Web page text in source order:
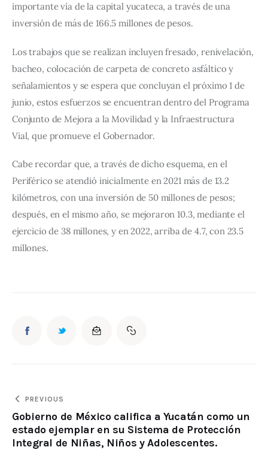
importante vía de la capital yucateca, a través de una
inversión de más de 166.5 millones de pesos.
Los trabajos que se realizan incluyen fresado, renivelación,
bacheo, colocación de carpeta de concreto asfáltico y
señalamientos y se espera que concluyan el próximo 1 de
junio, estos esfuerzos se encuentran dentro del Programa
Conjunto de Mejora a la Movilidad y la Infraestructura
Vial, que promueve el Gobernador.
Cabe recordar que, a través de dicho esquema, en el
Periférico se atendió inicialmente en 2021 más de 13.2
kilómetros, con una inversión de 50 millones de pesos;
después, en el mismo año, se mejoraron 10.3, mediante el
ejercicio de 38 millones, y en 2022, arriba de 4.7, con 23.5
millones.
PREVIOUS
Gobierno de México califica a Yucatán como un
estado ejemplar en su Sistema de Protección
Integral de Niñas, Niños y Adolescentes.